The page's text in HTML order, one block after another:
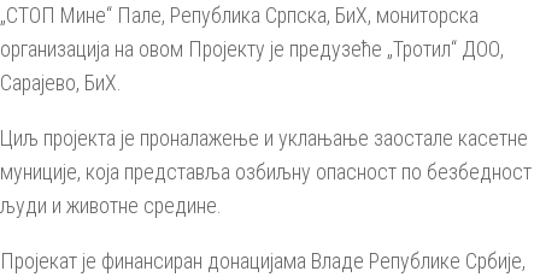
„СТОП Мине“ Пале, Република Српска, БиХ, мониторска
организација на овом Пројекту је предузеће „Тротил“ ДОО,
Сарајево, БиХ.
Циљ пројекта је проналажење и уклањање заостале касетне
муниције, која представља озбиљну опасност по безбедност
људи и животне средине.
Пројекат је финансиран донацијама Владе Републике Србије,